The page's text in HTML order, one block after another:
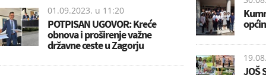
01.09.2023. u 11:20
POTPISAN UGOVOR: Kreće
obnova i proširenje važne
državne ceste u Zagorju
JOŠ